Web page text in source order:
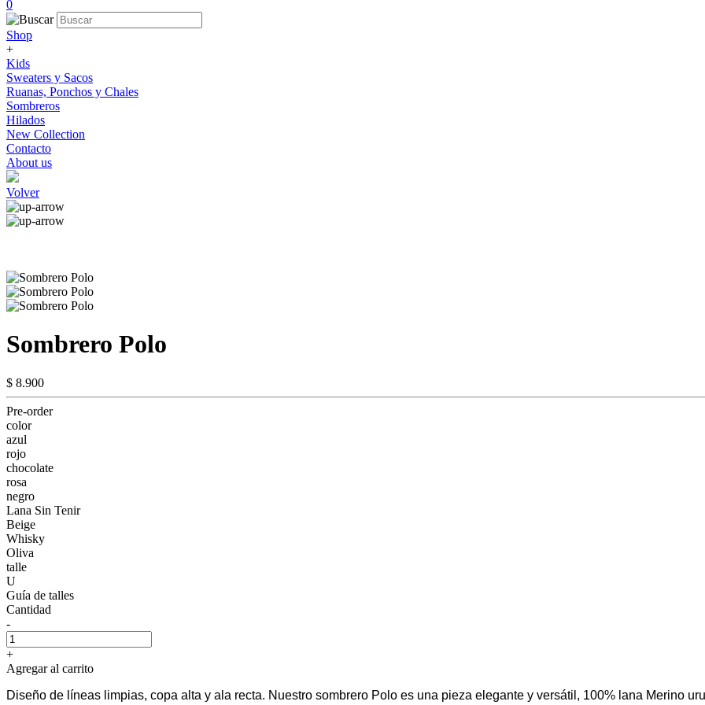
0
Shop
+
Kids
Sweaters y Sacos
Ruanas, Ponchos y Chales
Sombreros
Hilados
New Collection
Contacto
About us
Volver
Sombrero Polo
$ 8.900
Pre-order
color
azul
rojo
chocolate
rosa
negro
Lana Sin Tenir
Beige
Whisky
Oliva
talle
U
Guía de talles
Cantidad
-
+
Agregar al carrito
Diseño de líneas limpias, copa alta y ala recta. Nuestro sombrero Polo es una pieza elegante y versátil, 100% lana Merino